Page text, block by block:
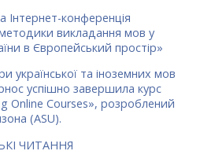
Інтернет-конференція
викладання мов у
в Європейський простір»
української та іноземних мов
успішно завершила курс
Online Courses», розроблений
(ASU).
ЧИТАННЯ